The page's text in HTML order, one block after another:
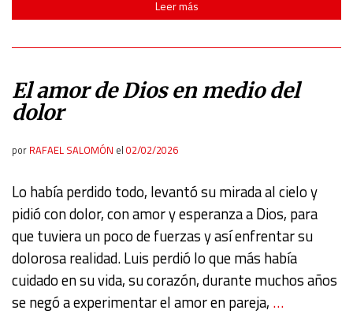
Leer más
El amor de Dios en medio del
dolor
por RAFAEL SALOMÓN el 02/02/2026
Lo había perdido todo, levantó su mirada al cielo y
pidió con dolor, con amor y esperanza a Dios, para
que tuviera un poco de fuerzas y así enfrentar su
dolorosa realidad. Luis perdió lo que más había
cuidado en su vida, su corazón, durante muchos años
se negó a experimentar el amor en pareja, …